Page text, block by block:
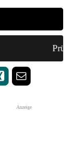
Anzeige